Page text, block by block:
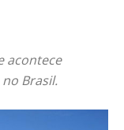
acontece
Brasil.